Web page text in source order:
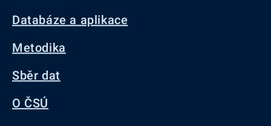
Databáze a aplikace
Metodika
Sběr dat
O ČSÚ